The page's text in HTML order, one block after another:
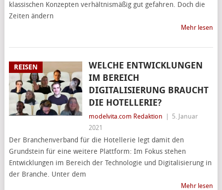
klassischen Konzepten verhältnismäßig gut gefahren. Doch die
Zeiten ändern
Mehr lesen
REISEN
WELCHE ENTWICKLUNGEN
IM BEREICH
DIGITALISIERUNG BRAUCHT
DIE HOTELLERIE?
modelvita.com Redaktion
5. Januar
2021
Der Branchenverband für die Hotellerie legt damit den
Grundstein für eine weitere Plattform: Im Fokus stehen
Entwicklungen im Bereich der Technologie und Digitalisierung in
der Branche. Unter dem
Mehr lesen